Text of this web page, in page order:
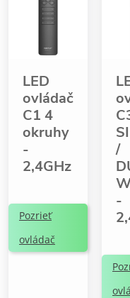
LED
ovládač
C1 4
okruhy
-
2,4GHz
Pozrieť
ovládač
/
-